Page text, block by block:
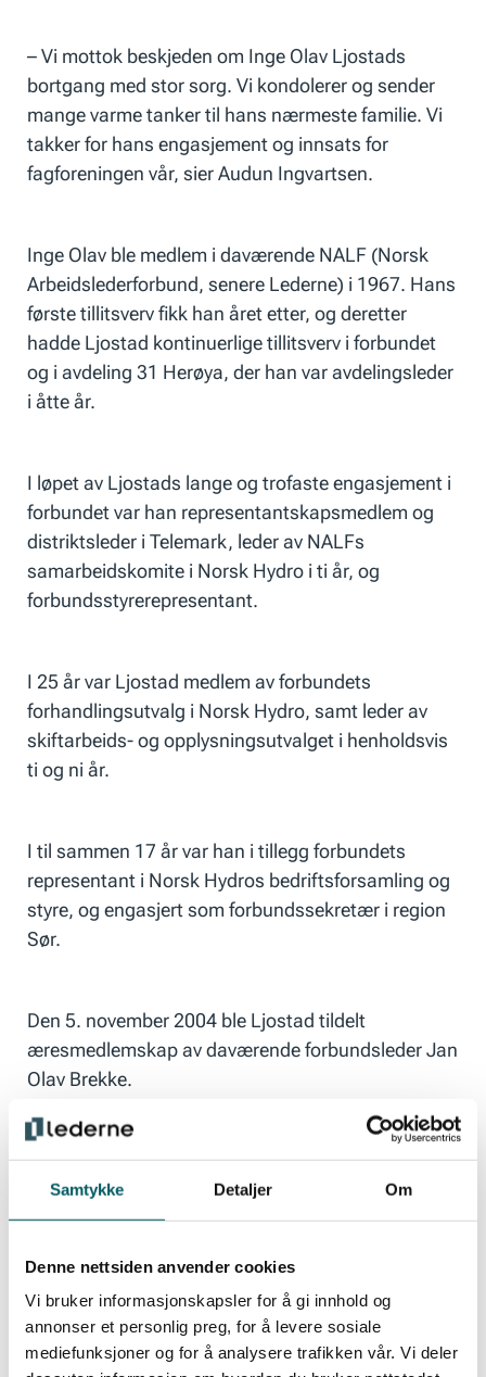
Samtykke Detaljer Om
Denne nettsiden anvender cookies
Vi bruker informasjonskapsler for å gi innhold og
annonser et personlig preg, for å levere sosiale
mediefunksjoner og for å analysere trafikken vår. Vi deler
– Vi mottok beskjeden om Inge Olav Ljostads
bortgang med stor sorg. Vi kondolerer og sender
mange varme tanker til hans nærmeste familie. Vi
takker for hans engasjement og innsats for
fagforeningen vår, sier Audun Ingvartsen.
Inge Olav ble medlem i daværende NALF (Norsk
Arbeidslederforbund, senere Lederne) i 1967. Hans
første tillitsverv fikk han året etter, og deretter
hadde Ljostad kontinuerlige tillitsverv i forbundet
og i avdeling 31 Herøya, der han var avdelingsleder
i åtte år.
I løpet av Ljostads lange og trofaste engasjement i
forbundet var han representantskapsmedlem og
distriktsleder i Telemark, leder av NALFs
samarbeidskomite i Norsk Hydro i ti år, og
forbundsstyrerepresentant.
I 25 år var Ljostad medlem av forbundets
forhandlingsutvalg i Norsk Hydro, samt leder av
skiftarbeids- og opplysningsutvalget i henholdsvis
ti og ni år.
I til sammen 17 år var han i tillegg forbundets
representant i Norsk Hydros bedriftsforsamling og
styre, og engasjert som forbundssekretær i region
Sør.
Den 5. november 2004 ble Ljostad tildelt
æresmedlemskap av daværende forbundsleder Jan
Olav Brekke.
Lederne takker for lang og tro tjeneste, og lyser
fred over Inge Olav Ljostads minne.
Populære medlemsfordeler